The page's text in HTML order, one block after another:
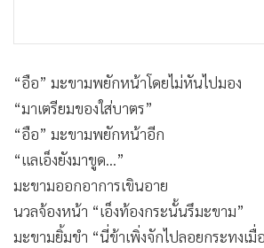
“อือ” มะขามพยักหน้าโดยไม่หันไปมอง
“มาเตรียมของใส่บาตร”
“อือ” มะขามพยักหน้าอีก
“แลเอ็งยังมาขูด...”
มะขามออกอาการเขินอาย
นวลจ้องหน้า “เอ็งท้องกระนั้นรึมะขาม”
มะขามยิ้มขำ “นี่ข้าเพิ่งจักไปลอยกระทงเมื่